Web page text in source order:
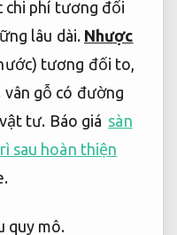
chi phí tương đối
lâu dài. Nhược
tương đối to,
vân gỗ có đường
tư. Báo giá sàn
sau hoàn thiện
quy mô.